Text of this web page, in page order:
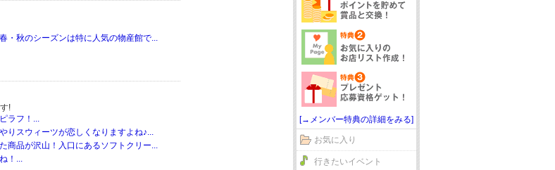
・秋のシーズンは特に人気の物産館で...
!
ラフ！...
りスウィーツが恋しくなりますよね♪...
商品が沢山！入口にあるソフトクリー...
！...
[→メンバー特典の詳細をみる]
お気に入り
行きたいイベント